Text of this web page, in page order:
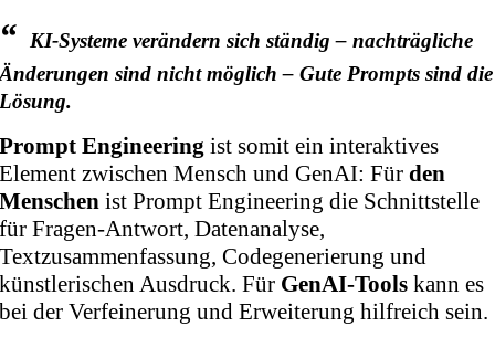
“ KI-Systeme verändern sich ständig – nachträgliche
Änderungen sind nicht möglich – Gute Prompts sind die
Lösung.
Prompt Engineering ist somit ein interaktives
Element zwischen Mensch und GenAI: Fürden
Menschen ist Prompt Engineering die Schnittstelle
für Fragen-Antwort, Datenanalyse,
Textzusammenfassung, Codegenerierung und
künstlerischen Ausdruck. Für GenAI-Tools kann es
bei der Verfeinerung und Erweiterung hilfreich sein.